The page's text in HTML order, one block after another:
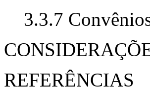
3.3.7
REFERÊNCIAS